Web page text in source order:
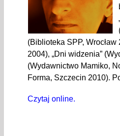
(Biblioteka SPP,
2004), „Dni widzenia”
(Wydawnictwo Mamiko,
Forma, Szczecin 2010).
Czytaj online.